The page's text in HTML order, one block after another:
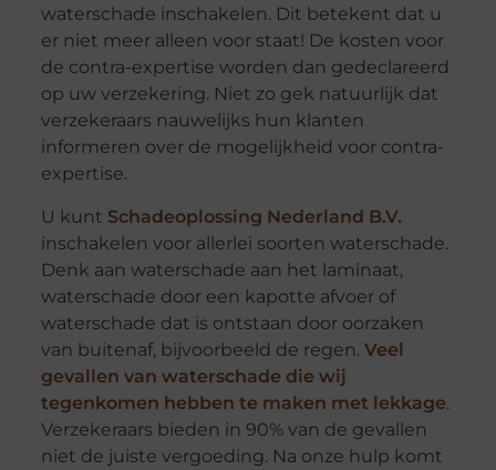
waterschade inschakelen. Dit betekent dat u
er niet meer alleen voor staat! De kosten voor
de contra-expertise worden dan gedeclareerd
op uw verzekering. Niet zo gek natuurlijk dat
verzekeraars nauwelijks hun klanten
informeren over de mogelijkheid voor contra-
expertise.
U kunt Schadeoplossing Nederland B.V.
inschakelen voor allerlei soorten waterschade.
Denk aan waterschade aan het laminaat,
waterschade door een kapotte afvoer of
waterschade dat is ontstaan door oorzaken
van buitenaf, bijvoorbeeld de regen. Veel
gevallen van waterschade die wij
tegenkomen hebben te maken met lekkage.
Verzekeraars bieden in 90% van de gevallen
niet de juiste vergoeding. Na onze hulp komt